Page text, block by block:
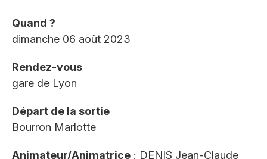
Quand ?
dimanche 06 août 2023
Rendez-vous
gare de Lyon
Départ de la sortie
Bourron Marlotte
Animateur/Animatrice : DENIS Jean-Claude